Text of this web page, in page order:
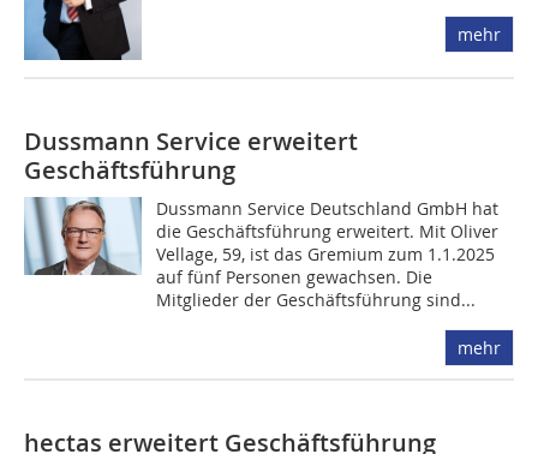
mehr
Dussmann Service erweitert
Geschäftsführung
Dussmann Service Deutschland GmbH hat
die Geschäftsführung erweitert. Mit Oliver
Vellage, 59, ist das Gremium zum 1.1.2025
auf fünf Personen gewachsen. Die
Mitglieder der Geschäftsführung sind...
mehr
hectas erweitert Geschäftsführung